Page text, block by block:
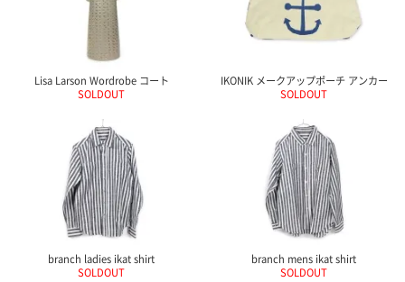
Lisa Larson Wordrobe コート
SOLDOUT
IKONIK メークアップポーチ アンカー
SOLDOUT
branch ladies ikat shirt
SOLDOUT
branch mens ikat shirt
SOLDOUT